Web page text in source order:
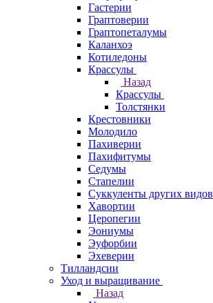
Гастерии
Граптоверии
Граптопеталумы
Каланхоэ
Котиледоны
Крассулы
Назад
Крассулы
Толстянки
Крестовники
Молодило
Пахиверии
Пахифитумы
Седумы
Стапелии
Суккуленты других видов
Хавортии
Церопегии
Эониумы
Эуфорбии
Эхеверии
Тилландсии
Уход и выращивание
Назад